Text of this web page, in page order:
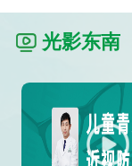
光影东南